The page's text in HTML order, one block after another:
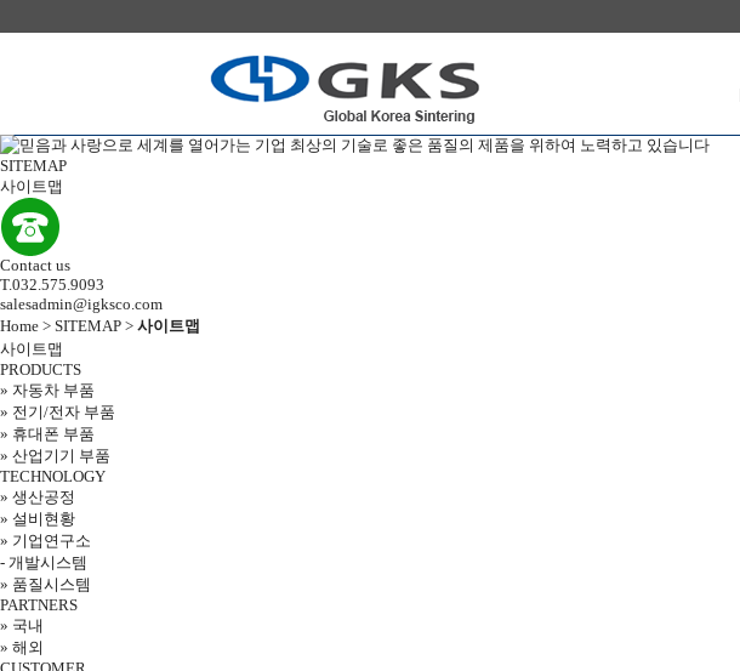
SITEMAP
사이트맵
Contact us
T.032.575.9093
salesadmin@igksco.com
Home > SITEMAP > 사이트맵
사이트맵
PRODUCTS
» 자동차 부품
» 전기/전자 부품
» 휴대폰 부품
» 산업기기 부품
TECHNOLOGY
» 생산공정
» 설비현황
» 기업연구소
- 개발시스템
» 품질시스템
PARTNERS
» 국내
» 해외